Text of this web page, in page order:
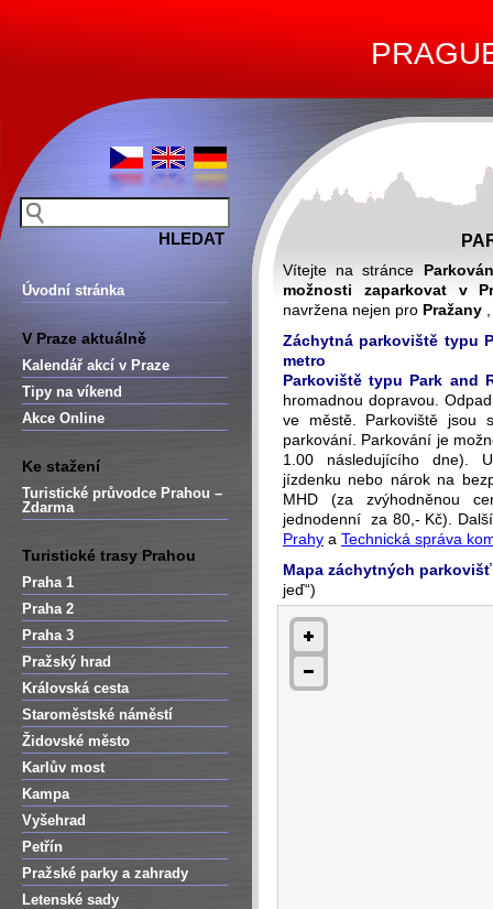
Úvodní stránka
V Praze aktuálně
Kalendář akcí v Praze
Tipy na víkend
Akce Online
Ke stažení
Turistické průvodce Prahou –
Zdarma
Turistické trasy Prahou
Praha 1
Praha 2
Praha 3
Pražský hrad
Královská cesta
Staroměstské náměstí
Židovské město
Karlův most
Kampa
Vyšehrad
Petřín
Pražské parky a zahrady
Letenské sady
Vítejte na stránce
možnosti zaparkovat v
navržena nejen pro Pražany
Záchytná parkoviště typu
metro
Parkoviště typu Park and
hromadnou dopravou.
ve městě. Parkoviště jsou
parkování. Parkování je
1.00 následujícího dne).
jízdenku nebo nárok na
MHD (za zvýhodněnou
jednodenní za 80,- Kč).
Prahy a Technická správa
Mapa záchytných
jeď“)